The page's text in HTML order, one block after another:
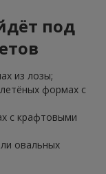
под
из лозы;
формах с
с крафтовыми
овальных